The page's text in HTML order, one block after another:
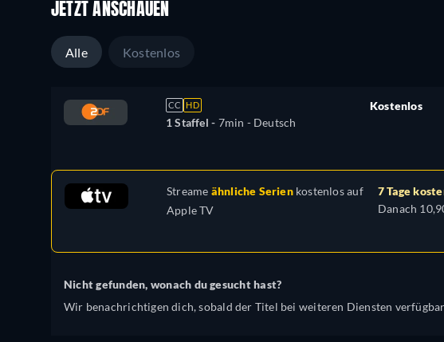
JETZT ANSCHAUEN
Alle Kostenlos
CC HD
1 Staffel - 7min - Deutsch
Kostenlos
Streame ähnliche Serienkostenlos auf
Apple TV
7 Tage
Danach
Nicht gefunden, wonach du gesucht hast?
Wir benachrichtigen dich, sobald der Titel bei weiteren Diensten